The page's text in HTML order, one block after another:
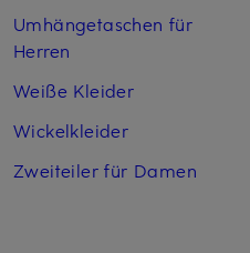
Umhängetaschen für
Herren
Weiße Kleider
Wickelkleider
Zweiteiler für Damen